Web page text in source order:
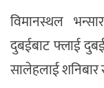
विमानस्थल
दुबईबाट फ्लाई
सालेहलाई शनिबार